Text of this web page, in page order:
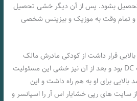
التحصیل بشود. پس از آن دیگر خشی تحصیل
و تمام وقت به موزیک و بیزینس شخصی
قرار داشت از کودکی مادرش مالک
نمایندگی انحصاری محصولات DC بود و بعد از آن نیز خشی این مسئولیت
بالایی برای او به هم راه داشت و این
سایت های رپی خشایار اس آر را اسپانسر و